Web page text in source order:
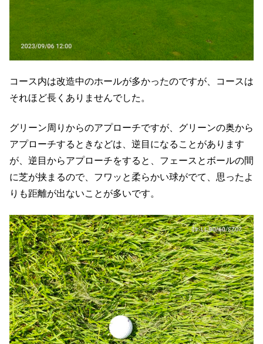
コース内は改造中のホールが多かったのですが、コースは
それほど長くありませんでした。
グリーン周りからのアプローチですが、グリーンの奥から
アプローチするときなどは、逆目になることがあります
が、逆目からアプローチをすると、フェースとボールの間
に芝が挟まるので、フワッと柔らかい球がでて、思ったよ
りも距離が出ないことが多いです。